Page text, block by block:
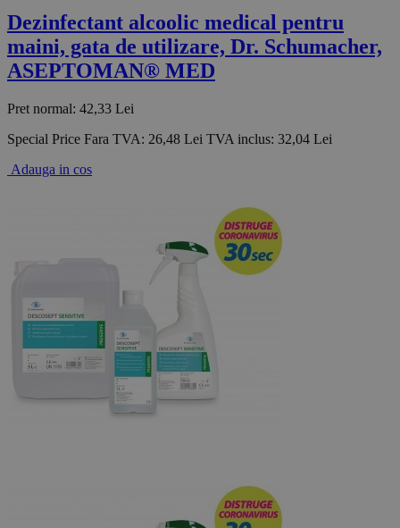
Dezinfectant alcoolic medical pentru
maini, gata de utilizare, Dr. Schumacher,
ASEPTOMAN® MED
Pret normal: 42,33 Lei
Special Price Fara TVA: 26,48 Lei TVA inclus: 32,04 Lei
Adauga in cos